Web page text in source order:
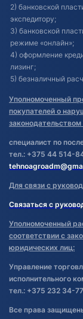
2) банковской
экспедитору;
3) банковской
режиме «онлайн»;
4) оформление
лизинг;
5) безналичный
Уполномоченный
покупателей о
специалист по
тел.: +375 44 514-
Для связи с
Связаться с
Уполномоченный
соответствии с
юридических лиц:
Управление
исполнительного
тел.: +375 232 34-
Все права